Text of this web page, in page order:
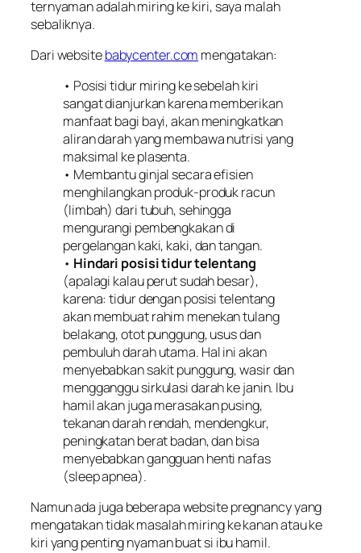
ternyaman adalah miring ke kiri, saya malah
sebaliknya.
Dari websitebabycenter.com mengatakan:
• Posisi tidur miring ke sebelah kiri
sangat dianjurkan karena memberikan
manfaat bagi bayi, akan meningkatkan
aliran darah yang membawa nutrisi yang
maksimal ke plasenta.
• Membantu ginjal secara efisien
menghilangkan produk-produk racun
(limbah) dari tubuh, sehingga
mengurangi pembengkakan di
pergelangan kaki, kaki, dan tangan.
• Hindari posisi tidur telentang
(apalagi kalau perut sudah besar),
karena: tidur dengan posisi telentang
akan membuat rahim menekan tulang
belakang, otot punggung, usus dan
pembuluh darah utama. Hal ini akan
menyebabkan sakit punggung, wasir dan
mengganggu sirkulasi darah ke janin. Ibu
hamil akan juga merasakan pusing,
tekanan darah rendah, mendengkur,
peningkatan berat badan, dan bisa
menyebabkan gangguan henti nafas
(sleep apnea).
Namun ada juga beberapa website pregnancy yang
mengatakan tidak masalah miring ke kanan atau ke
kiri yang penting nyaman buat si ibu hamil.